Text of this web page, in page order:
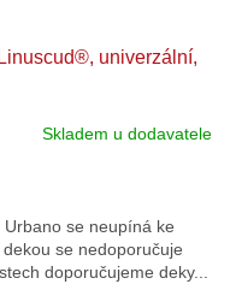
univerzální,
Skladem u dodavatele
se neupíná ke
se nedoporučuje
doporučujeme deky...